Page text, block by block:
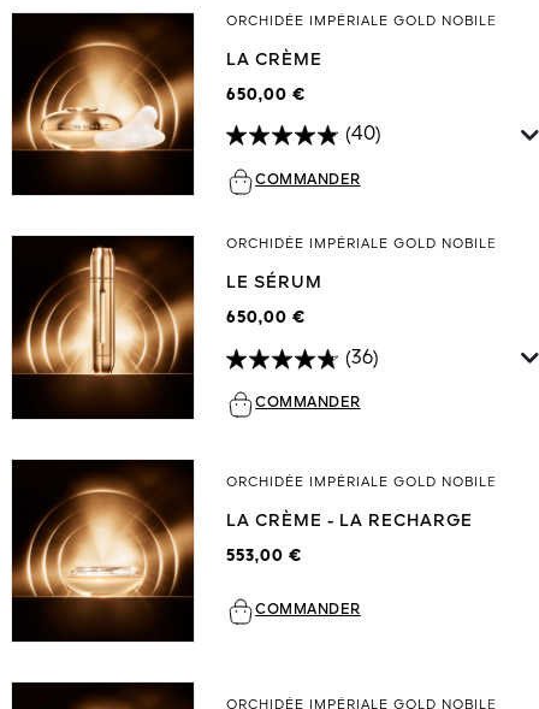
ORCHIDÉE IMPÉRIALE GOLD NOBILE
LA CRÈME
650,00 €
(40)
COMMANDER
ORCHIDÉE IMPÉRIALE GOLD NOBILE
LE SÉRUM
650,00 €
(36)
COMMANDER
ORCHIDÉE IMPÉRIALE GOLD NOBILE
LA CRÈME - LA RECHARGE
553,00 €
COMMANDER